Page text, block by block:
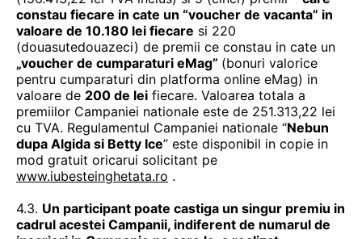
constau fiecare in cate un “voucher de vacanta” in
valoare de 10.180 lei fiecare si 220
(douasutedouazeci) de premii ce constau in cate un
„voucher de cumparaturi eMag” (bonuri valorice
pentru cumparaturi din platforma online eMag) in
valoare de 200 de lei fiecare. Valoarea totala a
premiilor Campaniei nationale este de 251.313,22 lei
cu TVA. Regulamentul Campaniei nationale “Nebun
dupa Algida si Betty Ice” este disponibil in copie in
mod gratuit oricarui solicitant pe
www.iubesteinghetata.ro .
4.3. Un participant poate castiga un singur premiu in
cadrul acestei Campanii, indiferent de numarul de